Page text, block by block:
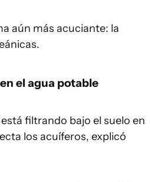
aún más acuciante: la
el agua potable
filtrando bajo el suelo en
los acuíferos, explicó